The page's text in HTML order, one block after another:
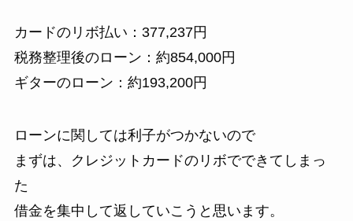
カードのリボ払い：377,237円
税務整理後のローン：約854,000円
ギターのローン：約193,200円
ローンに関しては利子がつかないので
まずは、クレジットカードのリボでできてしまっ
た
借金を集中して返していこうと思います。